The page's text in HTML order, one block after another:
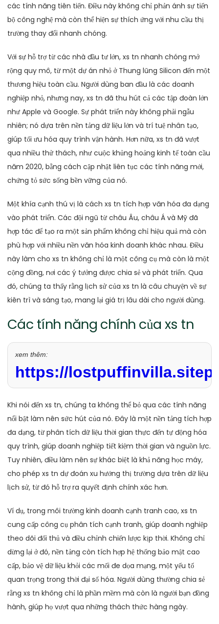
các tính năng tiên tiến. Điều này không chỉ phản ánh sự tiến
bộ công nghệ mà còn thể hiện sự thích ứng với nhu cầu thị
trường thay đổi nhanh chóng.
Với sự hỗ trợ từ các nhà đầu tư lớn, xs tn nhanh chóng mở
rộng quy mô, từ một dự án nhỏ ở Thung lũng Silicon đến một
thương hiệu toàn cầu. Người dùng ban đầu là các doanh
nghiệp nhỏ, nhưng nay, xs tn đã thu hút cả các tập đoàn lớn
như Apple và Google. Sự phát triển này không phải ngẫu
nhiên; nó dựa trên nền tảng dữ liệu lớn và trí tuệ nhân tạo,
giúp tối ưu hóa quy trình vận hành. Hơn nữa, xs tn đã vượt
qua nhiều thử thách, như cuộc khủng hoảng kinh tế toàn cầu
năm 2020, bằng cách cập nhật liên tục các tính năng mới,
chứng tỏ sức sống bền vững của nó.
Một khía cạnh thú vị là cách xs tn tích hợp văn hóa đa dạng
vào phát triển. Các đội ngũ từ châu Âu, châu Á và Mỹ đã
hợp tác để tạo ra một sản phẩm không chỉ hiệu quả mà còn
phù hợp với nhiều nền văn hóa kinh doanh khác nhau. Điều
này làm cho xs tn không chỉ là một công cụ mà còn là một
cộng đồng, nơi các ý tưởng được chia sẻ và phát triển. Qua
đó, chúng ta thấy rằng lịch sử của xs tn là câu chuyện về sự
kiên trì và sáng tạo, mang lại giá trị lâu dài cho người dùng.
Các tính năng chính của xs tn
xem thêm:
https://
Khi nói đến xs tn, chúng ta không thể bỏ qua các tính năng
nổi bật làm nên sức hút của nó. Đây là một nền tảng tích hợp
đa dạng, từ phân tích dữ liệu thời gian thực đến tự động hóa
quy trình, giúp doanh nghiệp tiết kiệm thời gian và nguồn lực.
Tuy nhiên, điều làm nên sự khác biệt là khả năng học máy,
cho phép xs tn dự đoán xu hướng thị trường dựa trên dữ liệu
lịch sử, từ đó hỗ trợ ra quyết định chính xác hơn.
Ví dụ, trong môi trường kinh doanh cạnh tranh cao, xs tn
cung cấp công cụ phân tích cạnh tranh, giúp doanh nghiệp
theo dõi đối thủ và điều chỉnh chiến lược kịp thời. Không chỉ
dừng lại ở đó, nền tảng còn tích hợp hệ thống bảo mật cao
cấp, bảo vệ dữ liệu khỏi các mối đe dọa mạng, một yếu tố
quan trọng trong thời đại số hóa. Người dùng thường chia sẻ
rằng xs tn không chỉ là phần mềm mà còn là người bạn đồng
hành, giúp họ vượt qua những thách thức hàng ngày.